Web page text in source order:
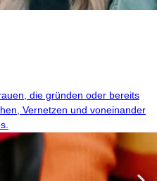
die gründen oder bereits
Vernetzen und voneinander